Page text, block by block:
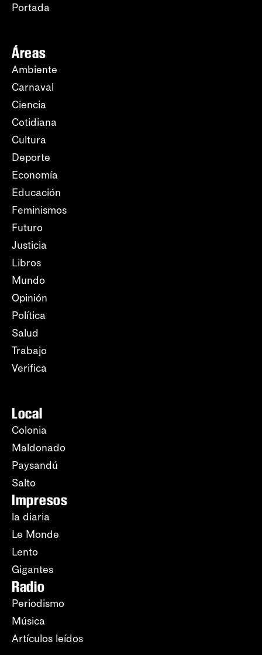
Portada
Áreas
Ambiente
Carnaval
Ciencia
Cotidiana
Cultura
Deporte
Economía
Educación
Feminismos
Futuro
Justicia
Libros
Mundo
Opinión
Política
Salud
Trabajo
Verifica
Local
Colonia
Maldonado
Paysandú
Salto
Impresos
la diaria
Le Monde
Lento
Gigantes
Radio
Periodismo
Música
Artículos leídos